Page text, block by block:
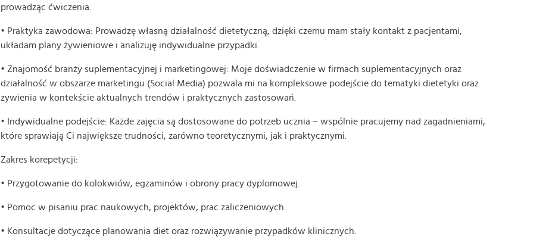
prowadząc ćwiczenia.
• Praktyka zawodowa: Prowadzę własną działalność dietetyczną, dzięki czemu mam stały kontakt z pacjentami,
układam plany żywieniowe i analizuję indywidualne przypadki.
• Znajomość branży suplementacyjnej i marketingowej: Moje doświadczenie w firmach suplementacyjnych oraz
działalność w obszarze marketingu (Social Media) pozwala mi na kompleksowe podejście do tematyki dietetyki oraz
żywienia w kontekście aktualnych trendów i praktycznych zastosowań.
• Indywidualne podejście: Każde zajęcia są dostosowane do potrzeb ucznia – wspólnie pracujemy nad zagadnieniami,
które sprawiają Ci największe trudności, zarówno teoretycznymi, jak i praktycznymi.
Zakres korepetycji:
• Przygotowanie do kolokwiów, egzaminów i obrony pracy dyplomowej.
• Pomoc w pisaniu prac naukowych, projektów, prac zaliczeniowych.
• Konsultacje dotyczące planowania diet oraz rozwiązywanie przypadków klinicznych.